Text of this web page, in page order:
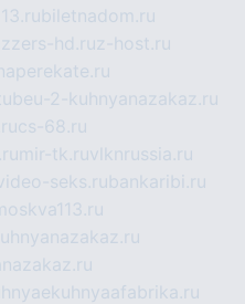
biletnadom.ru
hd.ruz-host.ru
naperekate.ru
2-kuhnyanazakaz.ru
cs-68.ru
mir-tk.ruvlknrussia.ru
seks.rubankaribi.ru